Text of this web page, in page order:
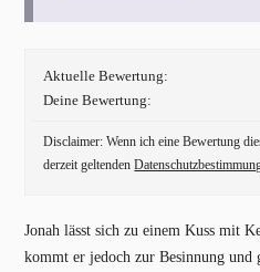
Aktuelle Bewertung:
Deine Bewertung:
Disclaimer: Wenn ich eine Bewertung
derzeit geltenden
Jonah lässt sich zu einem Kuss mit
kommt er jedoch zur Besinnung und